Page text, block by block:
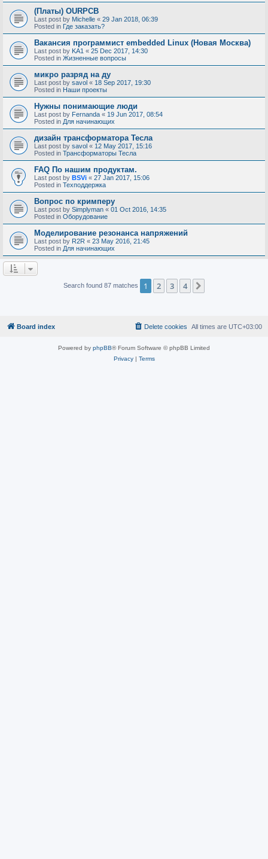
(Платы) OURPCB
Last post by Michelle « 29 Jan 2018, 06:39
Posted in Где заказать?
Вакансия программист embedded Linux (Новая Москва)
Last post by KA1 « 25 Dec 2017, 14:30
Posted in Жизненные вопросы
микро разряд на ду
Last post by savol « 18 Sep 2017, 19:30
Posted in Наши проекты
Нужны понимающие люди
Last post by Fernanda « 19 Jun 2017, 08:54
Posted in Для начинающих
дизайн трансформатора Тесла
Last post by savol « 12 May 2017, 15:16
Posted in Трансформаторы Тесла
FAQ По нашим продуктам.
Last post by BSVi « 27 Jan 2017, 15:06
Posted in Техподдержка
Вопрос по кримперу
Last post by Simplyman « 01 Oct 2016, 14:35
Posted in Оборудование
Моделирование резонанса напряжений
Last post by R2R « 23 May 2016, 21:45
Posted in Для начинающих
Search found 87 matches 1 2 3 4
Board index All times are UTC+03:00
Delete cookies
Powered by phpBB® Forum Software © phpBB Limited
Privacy| Terms